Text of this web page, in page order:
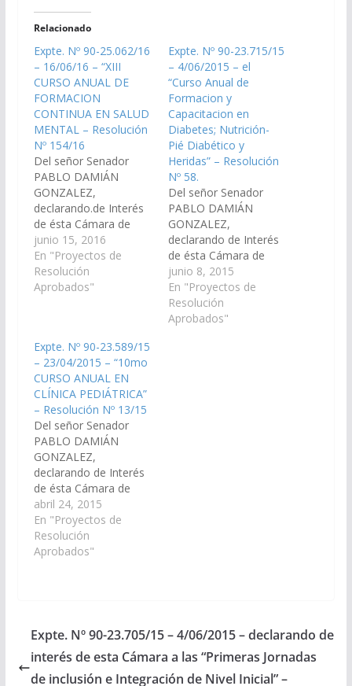
Relacionado
Expte. Nº 90-25.062/16
– 16/06/16 – “XIII
CURSO ANUAL DE
FORMACION
CONTINUA EN SALUD
MENTAL – Resolución
Nº 154/16
Del señor Senador
PABLO DAMIÁN
GONZALEZ,
declarando.de Interés
de ésta Cámara de
Senadores de la
Provincia, el "XIII
CURSO ANUAL DE
FORMACION
Salud", organizado por
la Comisión de
Formación Continua
en Salud Mental de la
Dirección General de
Primer Nivel…
junio 15, 2016
En "Proyectos de
Resolución
Aprobados"
Expte. Nº 90-23.715/15
– 4/06/2015 – el
“Curso Anual de
Formacion y
Capacitacion en
Diabetes; Nutrición-
Pié Diabético y
Heridas” – Resolución
Nº 58.
Del señor Senador
PABLO DAMIÁN
GONZALEZ,
declarando de Interés
de ésta Cámara de
Senadores de la
Provincia el “Curso
Anual de Formacion y
Capacitacion en
junio 8, 2015
En "Proyectos de
Resolución
Aprobados"
Expte. Nº 90-23.589/15
– 23/04/2015 – “10mo
CURSO ANUAL EN
CLÍNICA PEDIÁTRICA”
– Resolución Nº 13/15
Del señor Senador
PABLO DAMIÁN
GONZALEZ,
declarando de Interés
de ésta Cámara de
Senadores de la
Provincia, el "10mo
CURSO ANUAL EN
CLÍNICA PEDIÁTRICA",
del cte. año.(Expte. Nº
90-23.589/15 – A la
Comisión de Salud
Pública y…
abril 24, 2015
En "Proyectos de
Resolución
Aprobados"
Expte. Nº 90-23.705/15 – 4/06/2015 – declarando de
interés de esta Cámara a las “Primeras Jornadas
de inclusión e Integración de Nivel Inicial” –